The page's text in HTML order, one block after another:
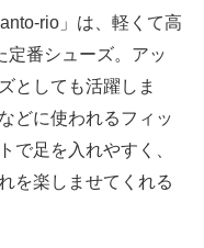
rio」は、軽くて高
定番シューズ。アッ
としても活躍しま
どに使われるフィッ
で足を入れやすく、
を楽しませてくれる